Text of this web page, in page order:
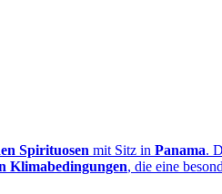
Spirituosen mit Sitz in Panama.
Klimabedingungen, die eine